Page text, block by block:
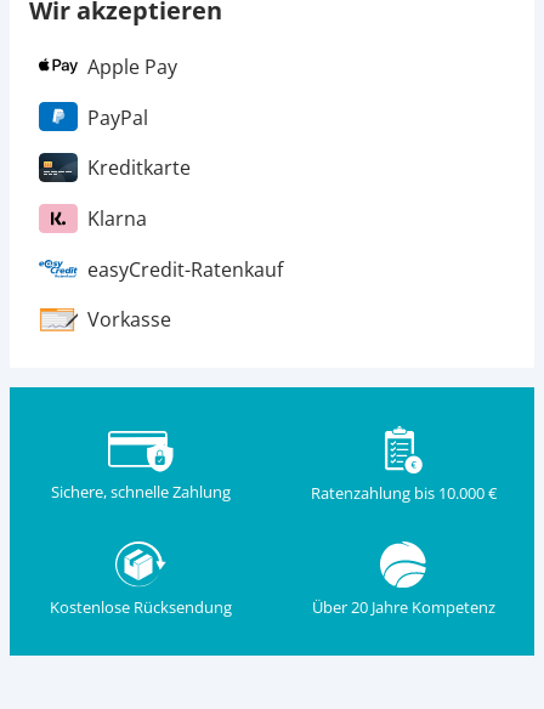
Wir akzeptieren
Apple Pay
PayPal
Kreditkarte
Klarna
easyCredit-Ratenkauf
Vorkasse
Sichere, schnelle Zahlung Ratenzahlung bis 10.000 €
Kostenlose Rücksendung Über 20 Jahre Kompetenz